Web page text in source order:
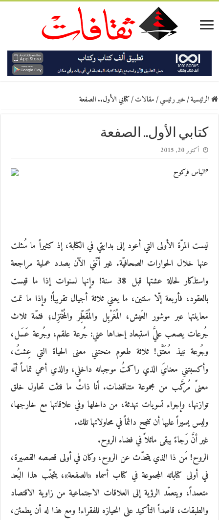
الرئيسية/خبر رئيسي/مقالات/كتابي الأول.. الصفعة
كتابي الأول.. الصفعة
أكتوبر 20, 2015
*الياس فركوح
ليست المرّة الأولى التي أعود إلى بدايتي في الكتابة، إذ كثيراً ما سُئلت
عنها خلال الحوارات الصحافيّة. غير أنّني الآن بصدد عملية مراجعة
واستذكار لحالة عشتها قبل 38 سنة! وإنها لسنوات إذا ما قيست
بالعقود، فأربعة إلّا سنتين، ما يعني ثلاثة أجيال تقريباً! وإذا ما تمت
معاينتها عبر موشور العَيش، المُغَرْبِل والمُقَطِّر والمُخْتزِل؛ فثمّة ثلاث
جُرعات يصعب عليَّ استبعاد إحداها عني: جُرعة علقم، وجُرعة عَسَل،
وجُرعة نبيذ مُعَتَّق! ثلاثة طعوم منحتني معنى الحياة التي عِشتُ،
وأكسبتني معنايَ الذي راكمتُ موجباته داخلي، والذي أعي تماماً أنّه
معنىً مُركَّب من مجموعة متناقضات. أنا ذاتٌ ما فتئت تحاول خلق
توازنها، وإجراء تسويات تهدئة، من داخلها وفي علاقاتها مع خارجها،
وليس يسيراً عليها أن تنجح دائماً في محاولاتها تلك.
غير أنَّ رَجاءً يبقى ماثلاً في فضاء الروح.
الروح! مَن ذا الذي يتحدّث عن الروح، وكان في أولى قصصه القصيرة،
في أولى كتاباته المجموعة في كتاب أسماه «الصفعة»، يتجنّب هذا البُعد
متعمداً، ويتعمّد الرؤية إلى العلاقات الاجتماعية من زاوية الاقتصاد
والطبقات، قاصداً التأكيد على انحيازه للفقراء! ومع هذا له أن يطمئن،